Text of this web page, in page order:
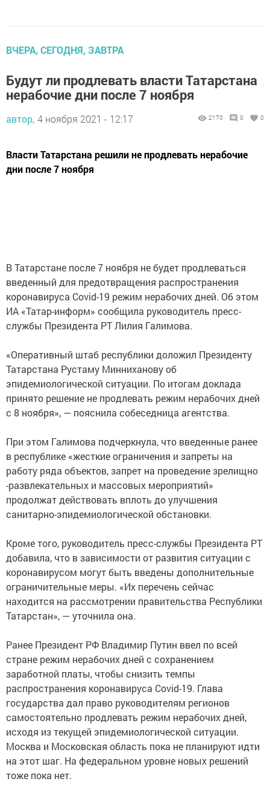
ВЧЕРА, СЕГОДНЯ, ЗАВТРА
Будут ли продлевать власти Татарстана
нерабочие дни после 7 ноября
автор, 4 ноября 2021 - 12:17 2170 0 0
Власти Татарстана решили не продлевать нерабочие
дни после 7 ноября
В Татарстане после 7 ноября не будет продлеваться
введенный для предотвращения распространения
коронавируса Covid-19 режим нерабочих дней. Об этом
ИА «Татар-информ» сообщила руководитель пресс-
службы Президента РТ Лилия Галимова.
«Оперативный штаб республики доложил Президенту
Татарстана Рустаму Минниханову об
эпидемиологической ситуации. По итогам доклада
принято решение не продлевать режим нерабочих дней
с 8 ноября», — пояснила собеседница агентства.
При этом Галимова подчеркнула, что введенные ранее
в республике «жесткие ограничения и запреты на
работу ряда объектов, запрет на проведение зрелищно
-развлекательных и массовых мероприятий»
продолжат действовать вплоть до улучшения
санитарно-эпидемиологической обстановки.
Кроме того, руководитель пресс-службы Президента РТ
добавила, что в зависимости от развития ситуации с
коронавирусом могут быть введены дополнительные
ограничительные меры. «Их перечень сейчас
находится на рассмотрении правительства Республики
Татарстан», — уточнила она.
Ранее Президент РФ Владимир Путин ввел по всей
стране режим нерабочих дней с сохранением
заработной платы, чтобы снизить темпы
распространения коронавируса Covid-19. Глава
государства дал право руководителям регионов
самостоятельно продлевать режим нерабочих дней,
исходя из текущей эпидемиологической ситуации.
Москва и Московская область пока не планируют идти
на этот шаг. На федеральном уровне новых решений
тоже пока нет.